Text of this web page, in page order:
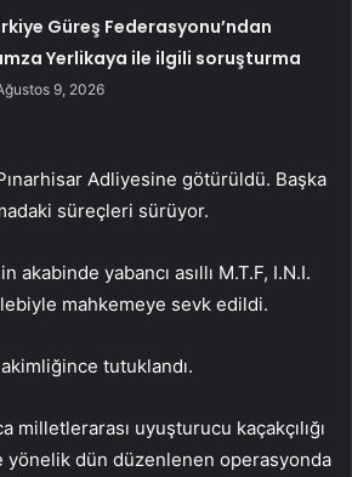
Güreş Federasyonu’ndan
Yerlikaya ile ilgili soruşturma
9, 2026
Adliyesine götürüldü. Başka
süreçleri sürüyor.
akabinde yabancı asıllı M.T.F, I.N.I.
mahkemeye sevk edildi.
tutuklandı.
milletlerarası uyuşturucu kaçakçılığı
yönelik dün düzenlenen operasyonda